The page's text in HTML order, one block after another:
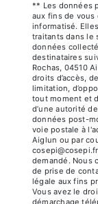
** Les données
aux fins de
informatisé.
traitants dans le
données
destinataires
Rochas, 04510
droits d’accès,
limitation,
tout moment et
d’une autorité
données post-
voie postale à
Aiglun ou par
demandé. Nous
de prise de
légale aux fins
Vous avez le